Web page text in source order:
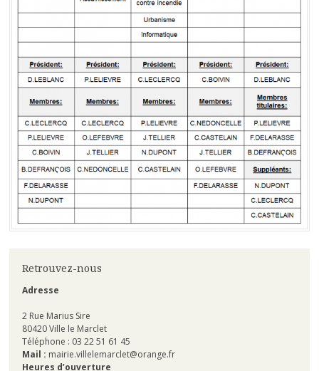
Retrouvez-nous
Adresse
2 Rue Marius Sire
80420 Ville le Marclet
Téléphone : 03 22 51 61 45
Mail : mairie.villelemarclet@orange.fr
Heures d’ouverture